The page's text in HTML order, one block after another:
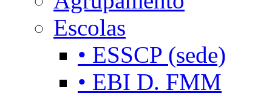
Escolas
• ESSCP (sede)
• EBI D. FMM